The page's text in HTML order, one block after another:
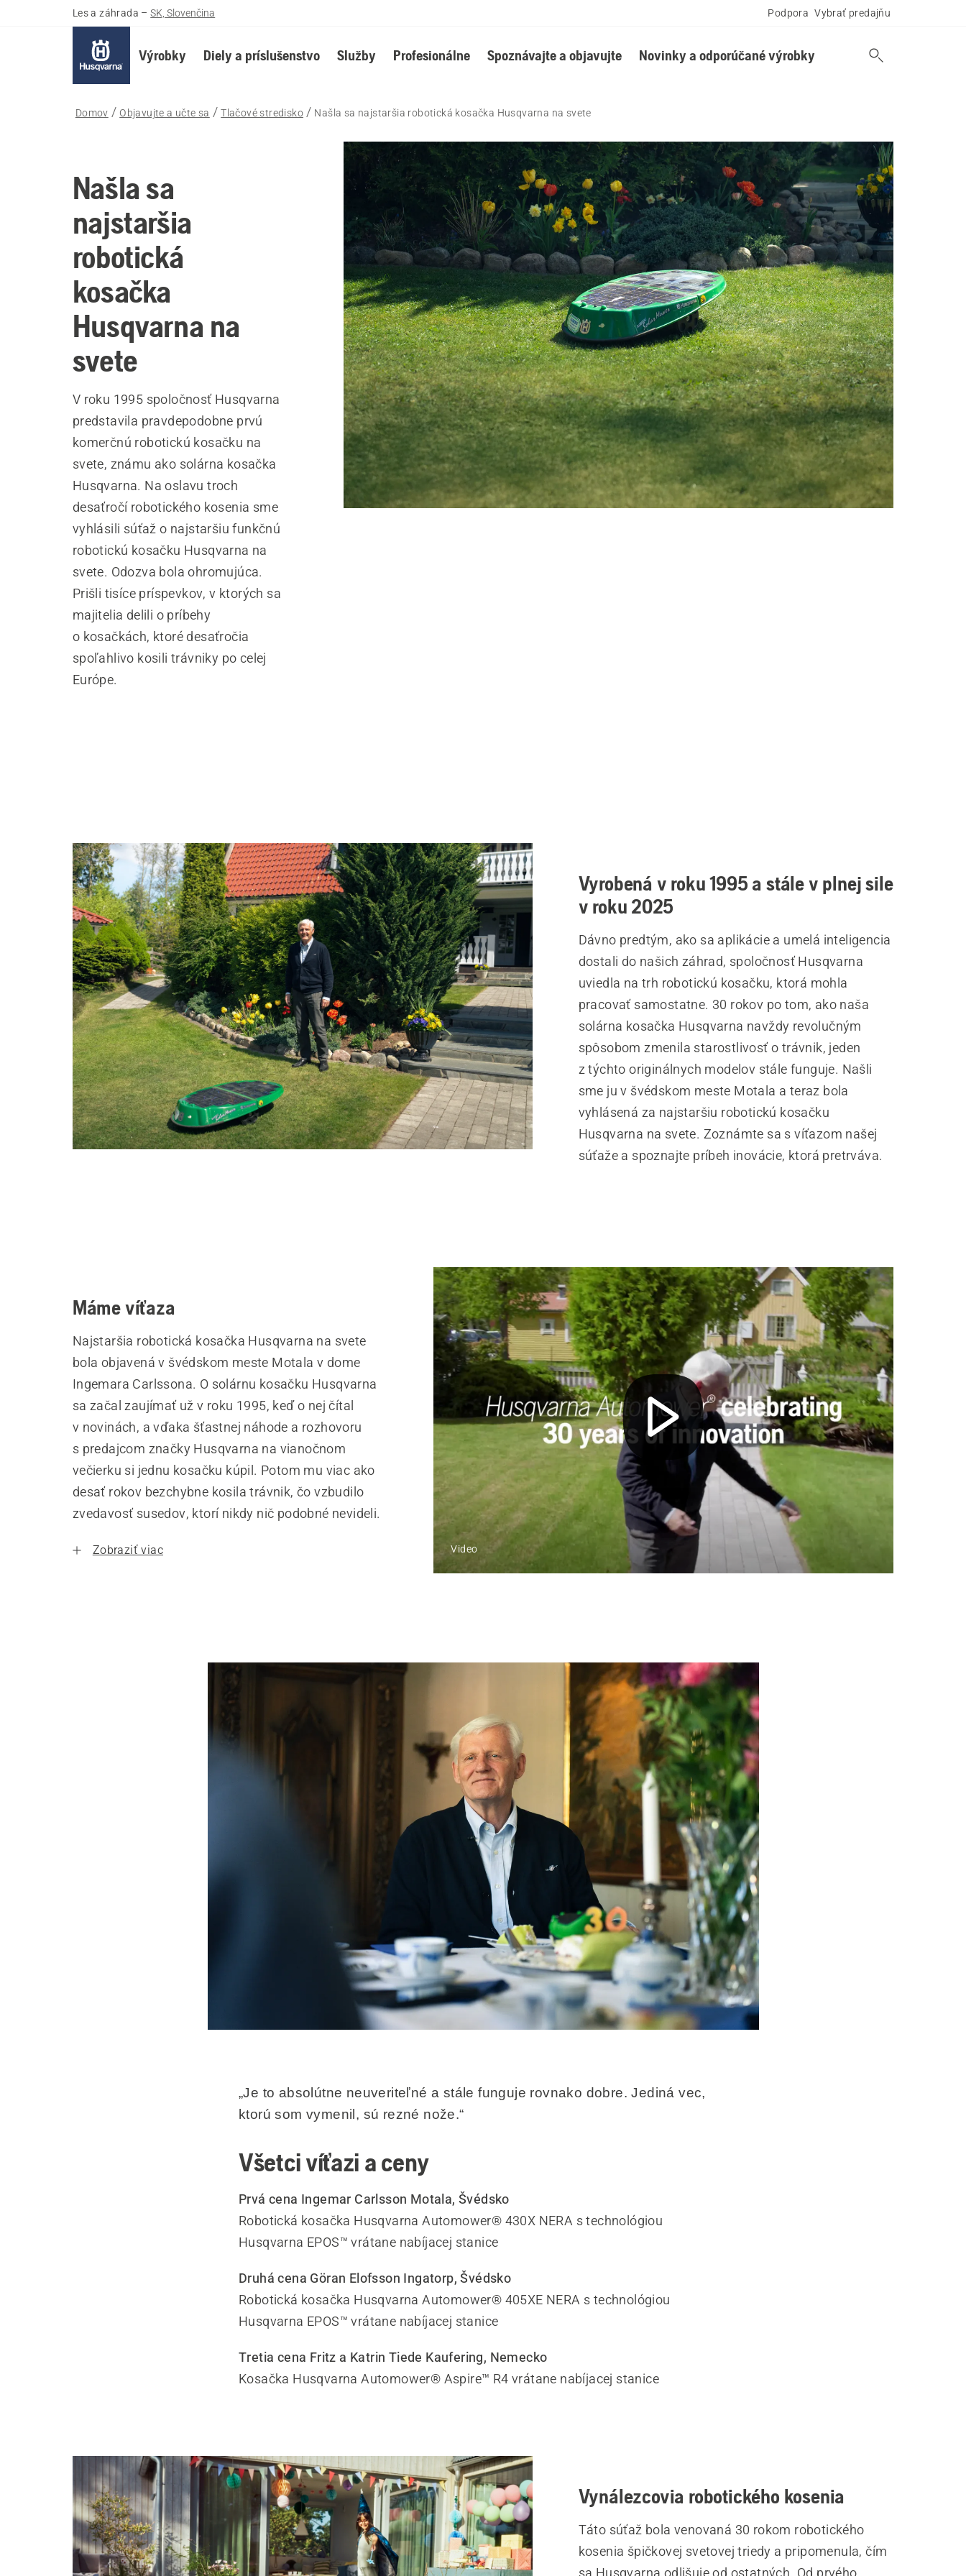
Les a záhrada – SK, Slovenčina Podpora Vybrať predajňu
Výrobky Diely a príslušenstvo Služby Profesionálne Spoznávajte a objavujte Novinky a odporúčané výrobky
Domov Objavujte a učte sa Tlačové stredisko Našla sa najstaršia robotická kosačka Husqvarna na svete
Našla sa
najstaršia
robotická
kosačka
Husqvarna na
svete
V roku 1995 spoločnosť Husqvarna
predstavila pravdepodobne prvú
komerčnú robotickú kosačku na
svete, známu ako solárna kosačka
Husqvarna. Na oslavu troch
desaťročí robotického kosenia sme
vyhlásili súťaž o najstaršiu funkčnú
robotickú kosačku Husqvarna na
svete. Odozva bola ohromujúca.
Prišli tisíce príspevkov, v ktorých sa
majitelia delili o príbehy
o kosačkách, ktoré desaťročia
spoľahlivo kosili trávniky po celej
Európe.
Vyrobená v roku 1995 a stále v plnej sile
v roku 2025
Dávno predtým, ako sa aplikácie a umelá inteligencia
dostali do našich záhrad, spoločnosť Husqvarna
uviedla na trh robotickú kosačku, ktorá mohla
pracovať samostatne. 30 rokov po tom, ako naša
solárna kosačka Husqvarna navždy revolučným
spôsobom zmenila starostlivosť o trávnik, jeden
z týchto originálnych modelov stále funguje. Našli
sme ju v švédskom meste Motala a teraz bola
vyhlásená za najstaršiu robotickú kosačku
Husqvarna na svete. Zoznámte sa s víťazom našej
súťaže a spoznajte príbeh inovácie, ktorá pretrváva.
Video
Máme víťaza
Najstaršia robotická kosačka Husqvarna na svete
bola objavená v švédskom meste Motala v dome
Ingemara Carlssona. O solárnu kosačku Husqvarna
sa začal zaujímať už v roku 1995, keď o nej čítal
v novinách, a vďaka šťastnej náhode a rozhovoru
s predajcom značky Husqvarna na vianočnom
večierku si jednu kosačku kúpil. Potom mu viac ako
desať rokov bezchybne kosila trávnik, čo vzbudilo
zvedavosť susedov, ktorí nikdy nič podobné nevideli.
Zobraziť viac
„Je to absolútne neuveriteľné a stále funguje rovnako dobre. Jediná vec,
ktorú som vymenil, sú rezné nože.“
Všetci víťazi a ceny
Prvá cena Ingemar Carlsson Motala, Švédsko
Robotická kosačka Husqvarna Automower® 430X NERA s technológiou
Husqvarna EPOS™ vrátane nabíjacej stanice
Druhá cena Göran Elofsson Ingatorp, Švédsko
Robotická kosačka Husqvarna Automower® 405XE NERA s technológiou
Husqvarna EPOS™ vrátane nabíjacej stanice
Tretia cena Fritz a Katrin Tiede Kaufering, Nemecko
Kosačka Husqvarna Automower® Aspire™ R4 vrátane nabíjacej stanice
Vynálezcovia robotického kosenia
Táto súťaž bola venovaná 30 rokom robotického
kosenia špičkovej svetovej triedy a pripomenula, čím